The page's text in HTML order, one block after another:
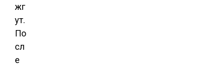
жг
ут.
По
сл
е